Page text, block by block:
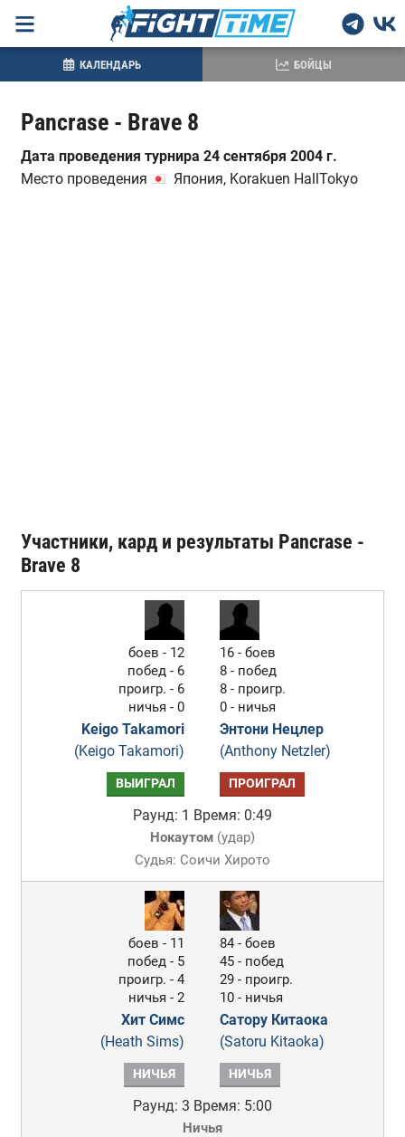
Pancrase - Brave 8
Дата проведения турнира 24 сентября 2004 г.
Место проведения
Япония, Korakuen HallTokyo
Участники, кард и результаты Pancrase -
Brave 8
боев - 12
побед - 6
проигр. - 6
ничья - 0
Keigo Takamori
(Keigo Takamori)
16 - боев
8 - побед
8 - проигр.
0 - ничья
Энтони Нецлер
(Anthony Netzler)
ВЫИГРАЛ ПРОИГРАЛ
Раунд: 1 Время: 0:49
Нокаутом(удар)
Судья: Соичи Хирото
боев - 11
побед - 5
проигр. - 4
ничья - 2
Хит Симс
(Heath Sims)
84 - боев
45 - побед
29 - проигр.
10 - ничья
Сатору Китаока
(Satoru Kitaoka)
НИЧЬЯ НИЧЬЯ
Раунд: 3 Время: 5:00
Ничья
КАЛЕНДАРЬ БОЙЦЫ